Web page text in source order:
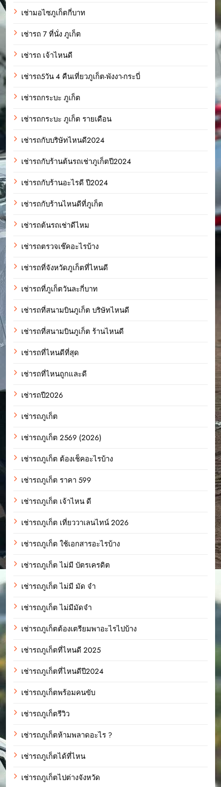
เช่ามอไซภูเก็ตกี่บาท
เช่ารถ 7 ที่นั่ง ภูเก็ต
เช่ารถ เจ้าไหนดี
เช่ารถ5วัน 4 คืนเที่ยวภูเก็ต-พังงา-กระบี่
เช่ารถกระบะ ภูเก็ต
เช่ารถกระบะ ภูเก็ต รายเดือน
เช่ารถกับบริษัทไหนดี2024
เช่ารถกับร้านต้นรถเช่าภูเก็ตปี2024
เช่ารถกับร้านอะไรดี ปี2024
เช่ารถกับร้านไหนดีที่ภูเก็ต
เช่ารถต้นรถเช่าดีไหม
เช่ารถตรวจเช๊คอะไรบ้าง
เช่ารถที่จังหวัดภูเก็ตที่ไหนดี
เช่ารถที่ภูเก็ตวันละกี่บาท
เช่ารถที่สนามบินภูเก็ต บริษัทไหนดี
เช่ารถที่สนามบินภูเก็ต ร้านไหนดี
เช่ารถที่ไหนดีที่สุด
เช่ารถที่ไหนถูกและดี
เช่ารถปี2026
เช่ารถภูเก็ต
เช่ารถภูเก็ต 2569 (2026)
เช่ารถภูเก็ต ต้องเช็คอะไรบ้าง
เช่ารถภูเก็ต ราคา 599
เช่ารถภูเก็ต เจ้าไหน ดี
เช่ารถภูเก็ต เที่ยววาเลนไทน์ 2026
เช่ารถภูเก็ต ใช้เอกสารอะไรบ้าง
เช่ารถภูเก็ต ไม่มี บัตรเครดิต
เช่ารถภูเก็ต ไม่มี มัด จํา
เช่ารถภูเก็ต ไม่มีมัดจำ
เช่ารถภูเก็ตต้องเตรียมพาอะไรไปบ้าง
เช่ารถภูเก็ตที่ไหนดี 2025
เช่ารถภูเก็ตที่ไหนดีปี2024
เช่ารถภูเก็ตพร้อมคนขับ
เช่ารถภูเก็ตรีวิว
เช่ารถภูเก็ตห้ามพลาดอะไร ?
เช่ารถภูเก็ตได้ที่ไหน
เช่ารถภูเก็ตไปต่างจังหวัด